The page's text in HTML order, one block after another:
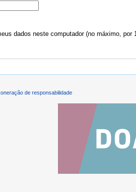
dados neste computador (no máximo, por
de responsabilidade